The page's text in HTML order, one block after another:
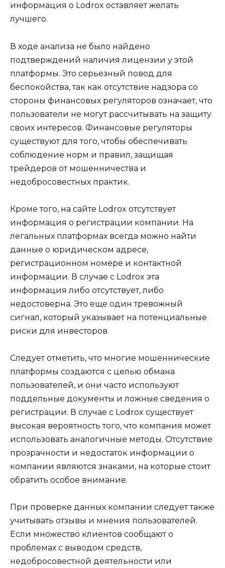
информация о Lodrox оставляет желать
лучшего.
В ходе анализа не было найдено
подтверждений наличия лицензии у этой
платформы. Это серьезный повод для
беспокойства, так как отсутствие надзора со
стороны финансовых регуляторов означает, что
пользователи не могут рассчитывать на защиту
своих интересов. Финансовые регуляторы
существуют для того, чтобы обеспечивать
соблюдение норм и правил, защищая
трейдеров от мошенничества и
недобросовестных практик.
Кроме того, на сайте Lodrox отсутствует
информация о регистрации компании. На
легальных платформах всегда можно найти
данные о юридическом адресе,
регистрационном номере и контактной
информации. В случае с Lodrox эта
информация либо отсутствует, либо
недостоверна. Это еще один тревожный
сигнал, который указывает на потенциальные
риски для инвесторов.
Следует отметить, что многие мошеннические
платформы создаются с целью обмана
пользователей, и они часто используют
поддельные документы и ложные сведения о
регистрации. В случае с Lodrox существует
высокая вероятность того, что компания может
использовать аналогичные методы. Отсутствие
прозрачности и недостаток информации о
компании являются знаками, на которые стоит
обратить особое внимание.
При проверке данных компании следует также
учитывать отзывы и мнения пользователей.
Если множество клиентов сообщают о
проблемах с выводом средств,
недобросовестной деятельности или